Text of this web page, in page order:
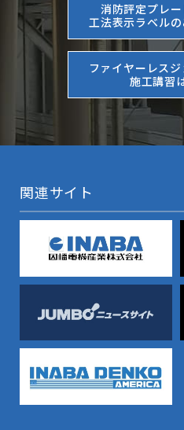
消防評定プレー
工法表示ラベル
ファイヤーレスジ
施工講習
関連サイト